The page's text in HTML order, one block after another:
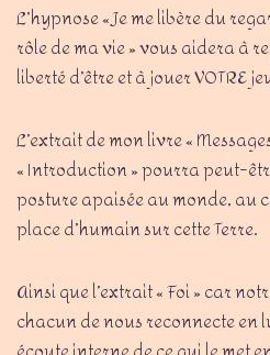
L’hypnose « Je me libère du
rôle de ma vie » vous aidera à
liberté d’être et à jouer VOTRE
L’extrait de mon livre «
« Introduction » pourra peut-
posture apaisée au monde, au
place d’humain sur cette Terre.
Ainsi que l’extrait « Foi » car
chacun de nous reconnecte en